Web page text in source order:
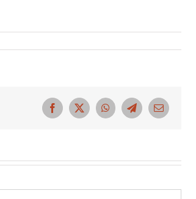
Facebook
X WhatsAppTelegramCorreo
electrónico